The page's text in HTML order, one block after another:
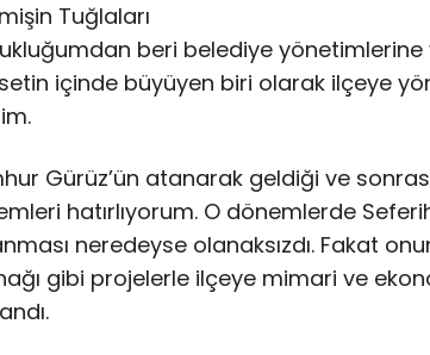
Tuğlaları
beri belediye yönetimlerine
içinde büyüyen biri olarak ilçeye
Gürüz’ün atanarak geldiği ve
hatırlıyorum. O dönemlerde
neredeyse olanaksızdı. Fakat
gibi projelerle ilçeye mimari ve